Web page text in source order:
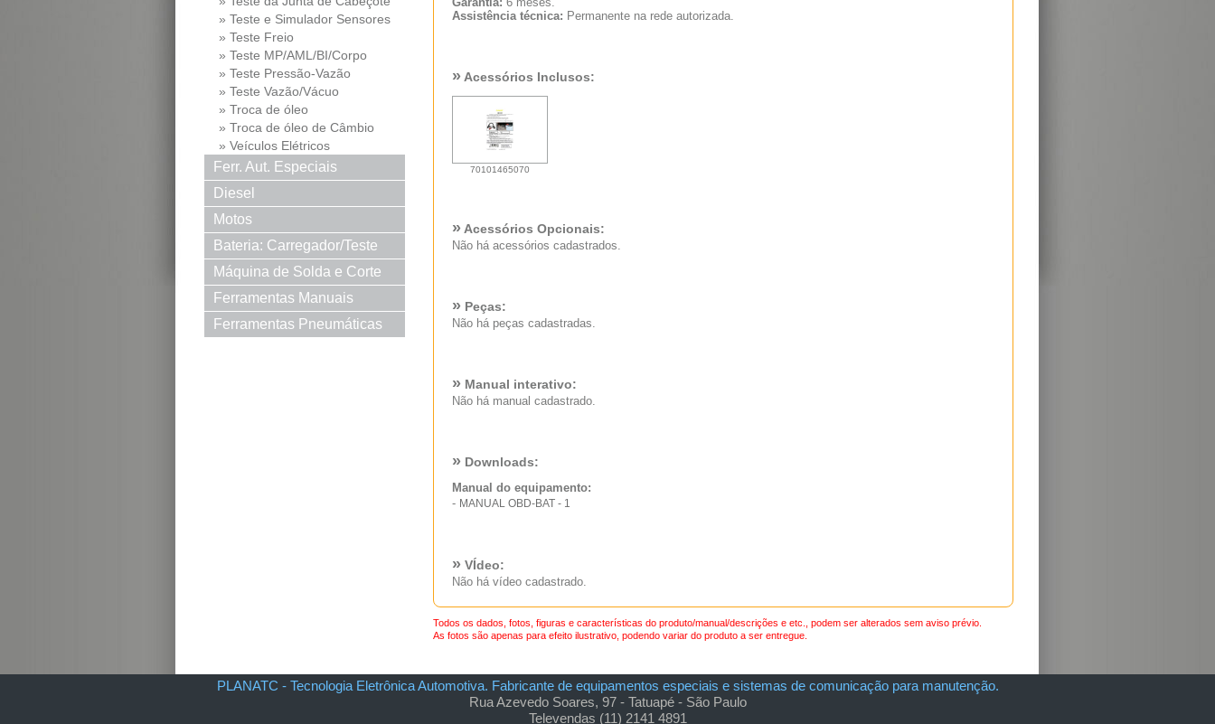
» Teste e Simulador Sensores
» Teste Freio
» Teste MP/AML/BI/Corpo
Borb...
» Teste Pressão-Vazão
» Teste Vazão/Vácuo
» Troca de óleo
» Troca de óleo de Câmbio
» Veículos Elétricos
Ferr. Aut. Especiais
Diesel
Motos
Bateria: Carregador/Teste
Máquina de Solda e Corte
Solda e Corte
Ferramentas Manuais
Ferramentas Pneumáticas
Assistência técnica: Permanente na rede autorizada.
»Acessórios Inclusos:
70101465070
»Acessórios Opcionais:
Não há acessórios cadastrados.
»Peças:
Não há peças cadastradas.
»Manual interativo:
Não há manual cadastrado.
»Downloads:
Manual do equipamento:
- MANUAL OBD-BAT - 1
»VÍdeo:
Não há vídeo cadastrado.
Todos os dados, fotos, figuras e características do produto/manual/descrições e etc., podem ser alterados sem aviso prévio.
As fotos são apenas para efeito ilustrativo, podendo variar do produto a ser entregue.
PLANATC - Tecnologia Eletrônica Automotiva. Fabricante de equipamentos especiais e sistemas de comunicação para manutenção.
Rua Azevedo Soares, 97 - Tatuapé - São Paulo
Televendas (11) 2141 4891